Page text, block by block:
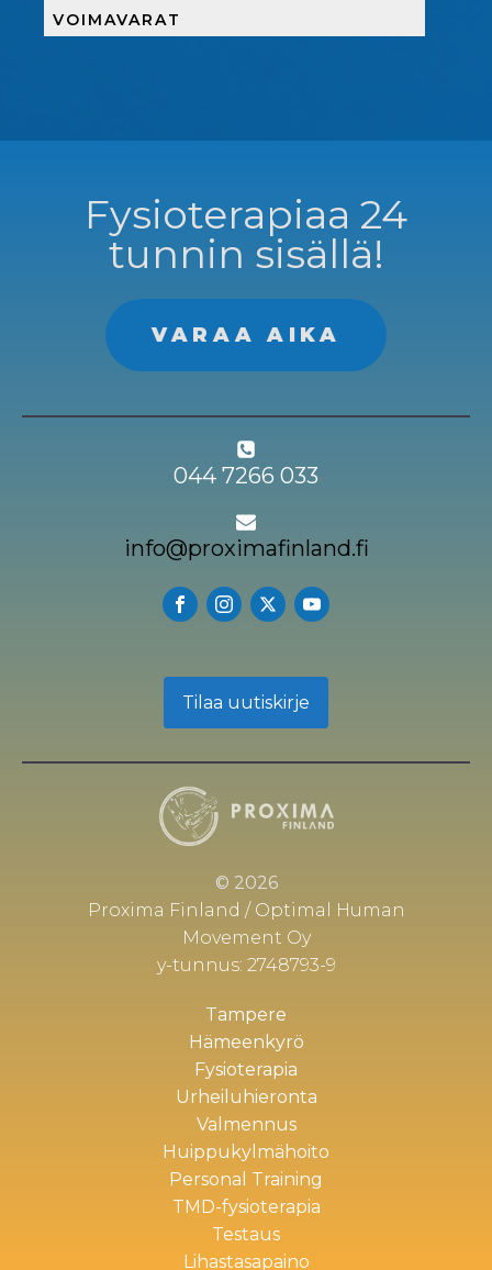
VOIMAVARAT
Fysioterapiaa 24
tunnin sisällä!
VARAA AIKA
044 7266 033
info@proximafinland.fi
Tilaa uutiskirje
© 2026
Proxima Finland / Optimal Human
Movement Oy
y-tunnus: 2748793-9
Tampere
Hämeenkyrö
Fysioterapia
Urheiluhieronta
Valmennus
Huippukylmähoito
Personal Training
TMD-fysioterapia
Testaus
Lihastasapaino